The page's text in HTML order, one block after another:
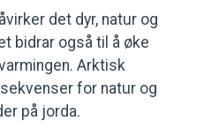
det dyr, natur og
bidrar også til å øke
Arktisk
for natur og
på jorda.